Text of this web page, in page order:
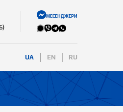
МЕСЕНДЖЕРИ
UA EN RU